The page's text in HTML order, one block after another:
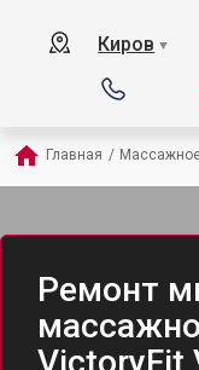
Киров ▼
Главная /
Ремонт